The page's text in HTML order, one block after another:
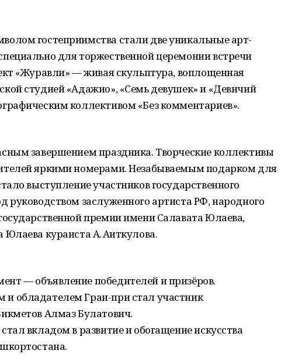
гостеприимства стали две уникальные арт-
для торжественной церемонии встречи
«Журавли» — живая скульптура, воплощенная
студией «Адажио», «Семь девушек» и «Девичий
коллективом «Без комментариев».
завершением праздника. Творческие коллективы
яркими номерами. Незабываемым подарком для
выступление участников государственного
руководством заслуженного артиста РФ, народного
премии имени Салавата Юлаева,
Юлаева кураиста А. Аиткулова.
— объявление победителей и призёров.
обладателем Гран-при стал участник
Алмаз Булатович.
вкладом в развитие и обогащение искусства